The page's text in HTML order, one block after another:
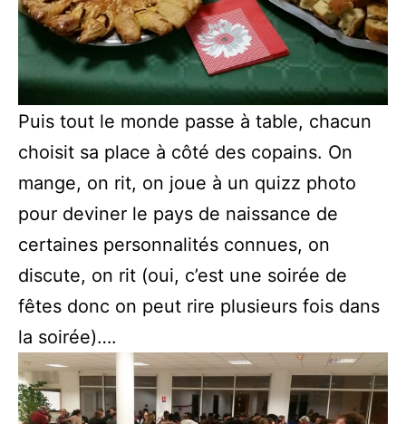
Puis tout le monde passe à table, chacun
choisit sa place à côté des copains. On
mange, on rit, on joue à un quizz photo
pour deviner le pays de naissance de
certaines personnalités connues, on
discute, on rit (oui, c’est une soirée de
fêtes donc on peut rire plusieurs fois dans
la soirée)….